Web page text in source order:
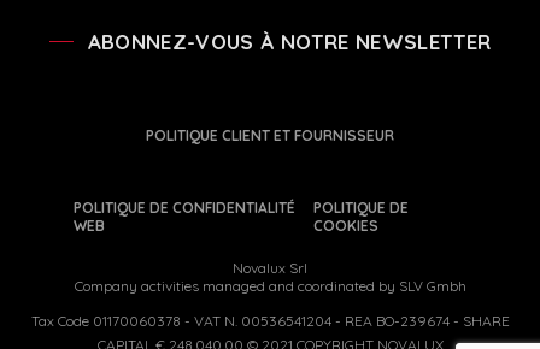
ABONNEZ-VOUS À NOTRE NEWSLETTER
POLITIQUE CLIENT ET FOURNISSEUR
POLITIQUE DE CONFIDENTIALITÉ
WEB
POLITIQUE DE
COOKIES
Novalux Srl
Company activities managed and coordinated by SLV Gmbh
Tax Code 01170060378 - VAT N. 00536541204 - REA BO-239674 - SHARE
CAPITAL € 248.040,00 © 2021 COPYRIGHT NOVALUX